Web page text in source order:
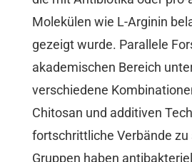
Molekülen wie L-Arginin
gezeigt wurde. Parallele
akademischen Bereich
verschiedene
Chitosan und additiven
fortschrittliche Verbände zu
Gruppen haben